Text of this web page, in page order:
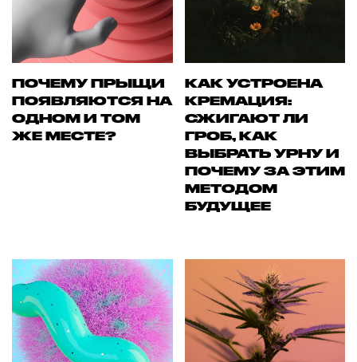
ПОЧЕМУ ПРЫЩИ
ПОЯВЛЯЮТСЯ НА
ОДНОМ И ТОМ
ЖЕ МЕСТЕ?
КАК УСТРОЕНА
КРЕМАЦИЯ:
СЖИГАЮТ ЛИ
ГРОБ, КАК
ВЫБРАТЬ УРНУ И
ПОЧЕМУ ЗА ЭТИМ
МЕТОДОМ
БУДУЩЕЕ